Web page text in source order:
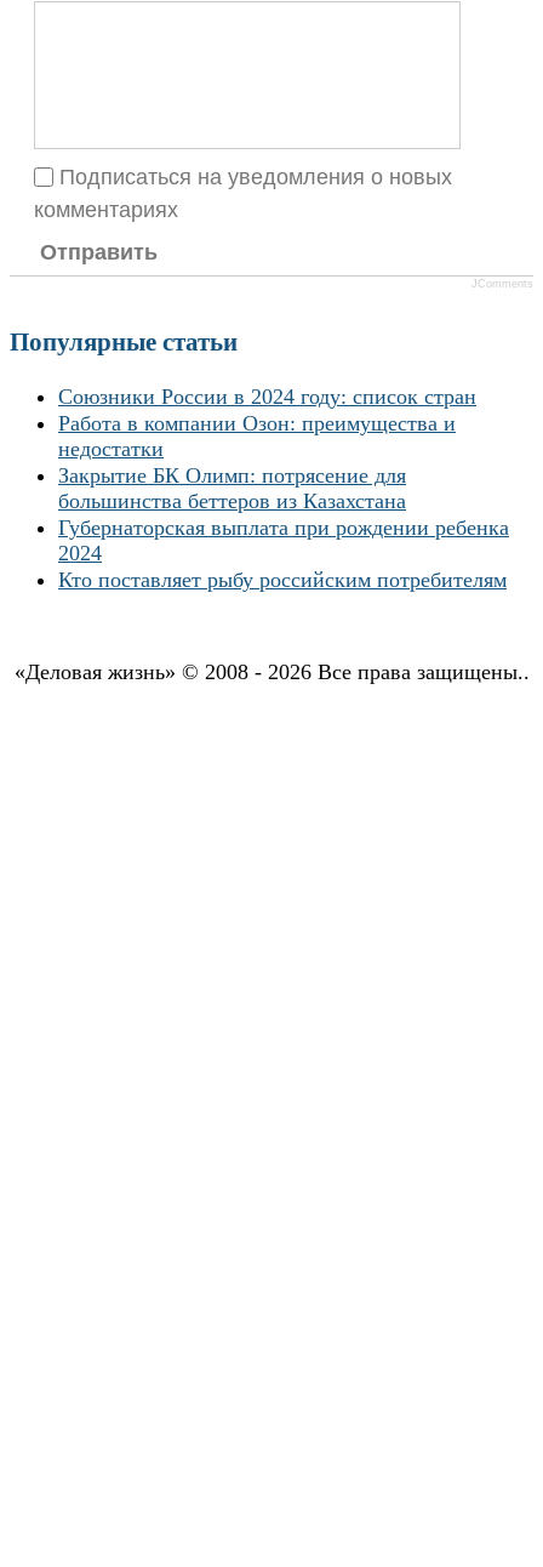
Подписаться на уведомления о новых
комментариях
Отправить
JComments
Популярные статьи
Союзники России в 2024 году: список стран
Работа в компании Озон: преимущества и
недостатки
Закрытие БК Олимп: потрясение для
большинства беттеров из Казахстана
Губернаторская выплата при рождении ребенка
2024
Кто поставляет рыбу российским потребителям
«Деловая жизнь» © 2008 - 2026 Все права защищены..